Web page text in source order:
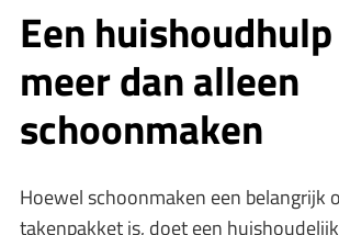
Een
meer dan alleen
schoonmaken
Hoewel schoonmaken een belangrijk
takenpakket is, doet een